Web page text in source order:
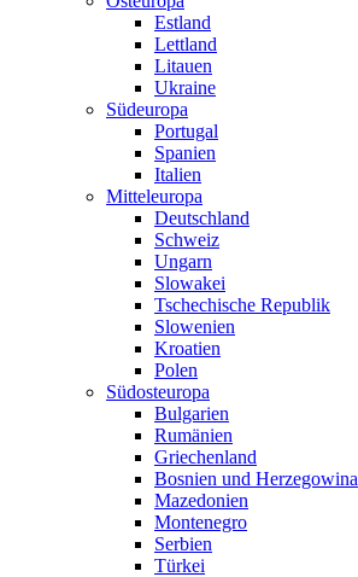
Estland
Lettland
Litauen
Ukraine
Südeuropa
Portugal
Spanien
Italien
Mitteleuropa
Deutschland
Schweiz
Ungarn
Slowakei
Tschechische Republik
Slowenien
Kroatien
Polen
Südosteuropa
Bulgarien
Rumänien
Griechenland
Bosnien und Herzegowina
Mazedonien
Montenegro
Serbien
Türkei